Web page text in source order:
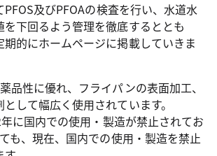
及びPFOAの検査を行い、水道水
下回るよう管理を徹底するととも
期的にホームページに掲載していきま
性に優れ、フライパンの表面加工、
して幅広く使用されています。
に国内での使用・製造が禁止されてお
も、現在、国内での使用・製造を禁止